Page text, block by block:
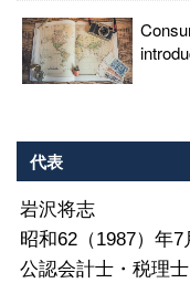
代表
岩沢将志
昭和62（1987）年7
公認会計士・税理士